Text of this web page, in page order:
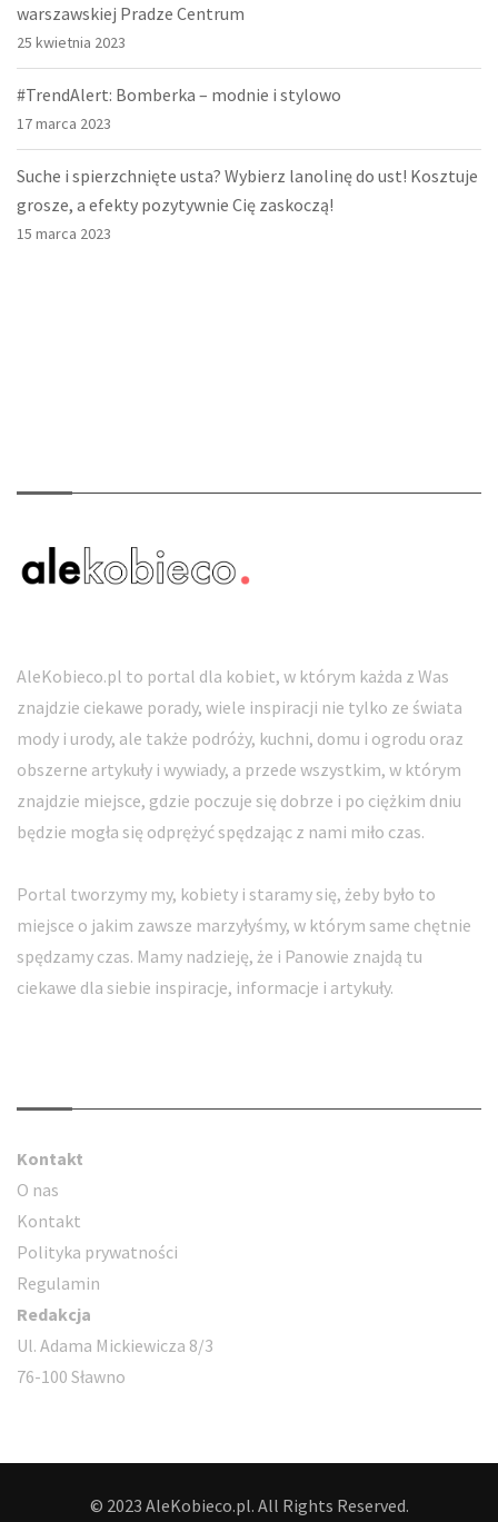
warszawskiej Pradze Centrum
25 kwietnia 2023
#TrendAlert: Bomberka – modnie i stylowo
17 marca 2023
Suche i spierzchnięte usta? Wybierz lanolinę do ust! Kosztuje
grosze, a efekty pozytywnie Cię zaskoczą!
15 marca 2023
AleKobieco.pl to portal dla kobiet, w którym każda z Was
znajdzie ciekawe porady, wiele inspiracji nie tylko ze świata
mody i urody, ale także podróży, kuchni, domu i ogrodu oraz
obszerne artykuły i wywiady, a przede wszystkim, w którym
znajdzie miejsce, gdzie poczuje się dobrze i po ciężkim dniu
będzie mogła się odprężyć spędzając z nami miło czas.
Portal tworzymy my, kobiety i staramy się, żeby było to
miejsce o jakim zawsze marzyłyśmy, w którym same chętnie
spędzamy czas. Mamy nadzieję, że i Panowie znajdą tu
ciekawe dla siebie inspiracje, informacje i artykuły.
Kontakt
O nas
Kontakt
Polityka prywatności
Regulamin
Redakcja
Ul. Adama Mickiewicza 8/3
76-100 Sławno
© 2023 AleKobieco.pl. All Rights Reserved.